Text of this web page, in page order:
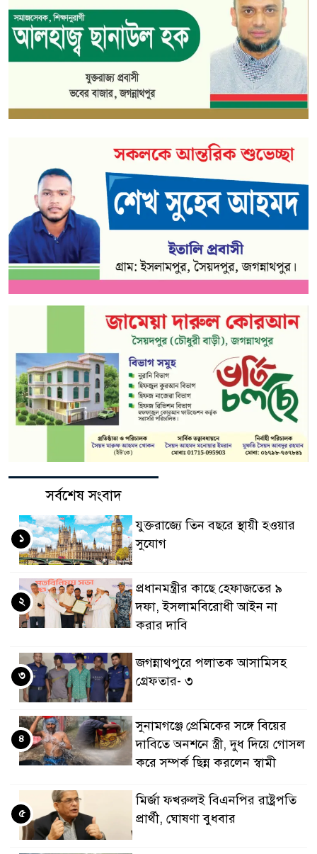
সর্বশেষ সংবাদ
যুক্তরাজ্যে তিন বছরে স্থায়ী হওয়ার
সুযোগ
১
প্রধানমন্ত্রীর কাছে হেফাজতের ৯
দফা, ইসলামবিরোধী আইন না
করার দাবি
২
জগন্নাথপুরে পলাতক আসামিসহ
গ্রেফতার- ৩
৩
সুনামগঞ্জে প্রেমিকের সঙ্গে বিয়ের
দাবিতে অনশনে স্ত্রী, দুধ দিয়ে গোসল
করে সম্পর্ক ছিন্ন করলেন স্বামী
৪
মির্জা ফখরুলই বিএনপির রাষ্ট্রপতি
প্রার্থী, ঘোষণা বুধবার
৫